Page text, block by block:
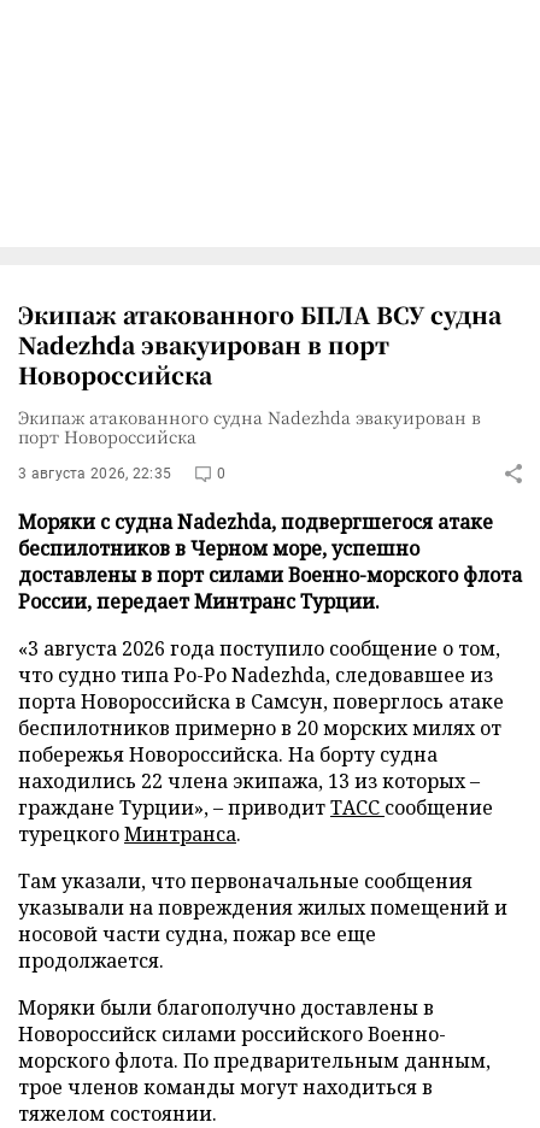
Экипаж атакованного БПЛА ВСУ судна
Nadezhda эвакуирован в порт
Новороссийска
Экипаж атакованного судна Nadezhda эвакуирован в
порт Новороссийска
3 августа 2026, 22:35 0
Моряки с судна Nadezhda, подвергшегося атаке
беспилотников в Черном море, успешно
доставлены в порт силами Военно-морского флота
России, передает Минтранс Турции.
«3 августа 2026 года поступило сообщение о том,
что судно типа Ро-Ро Nadezhda, следовавшее из
порта Новороссийска в Самсун, поверглось атаке
беспилотников примерно в 20 морских милях от
побережья Новороссийска. На борту судна
находились 22 члена экипажа, 13 из которых –
граждане Турции», – приводитТАСС сообщение
турецкогоМинтранса.
Там указали, что первоначальные сообщения
указывали на повреждения жилых помещений и
носовой части судна, пожар все еще
продолжается.
Моряки были благополучно доставлены в
Новороссийск силами российского Военно-
морского флота. По предварительным данным,
трое членов команды могут находиться в
тяжелом состоянии.